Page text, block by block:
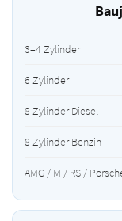
3–4 Zylinder
6 Zylinder
8 Zylinder Diesel
8 Zylinder Benzin
AMG / M / RS /